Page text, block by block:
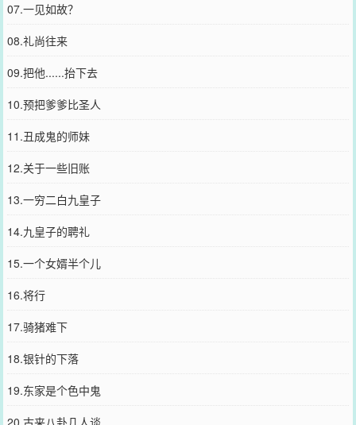
07.一见如故？
08.礼尚往来
09.把他......抬下去
10.预把爹爹比圣人
11.丑成鬼的师妹
12.关于一些旧账
13.一穷二白九皇子
14.九皇子的聘礼
15.一个女婿半个儿
16.将行
17.骑猪难下
18.银针的下落
19.东家是个色中鬼
20.古来八卦几人谈